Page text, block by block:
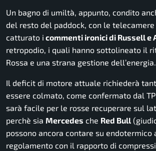
Un bagno di umiltà, appunto, condito
del resto del paddock, con le telecamere
catturato i commenti ironici di Russell e
retropodio, i quali hanno sottolineato il
Rossa e una strana gestione dell’energia.
Il deficit di motore attuale richiederà
essere colmato, come confermato dal
sarà facile per le rosse recuperare sul
perchè sia Mercedes che Red Bull
possono ancora contare su endotermico
regolamento con il rapporto di